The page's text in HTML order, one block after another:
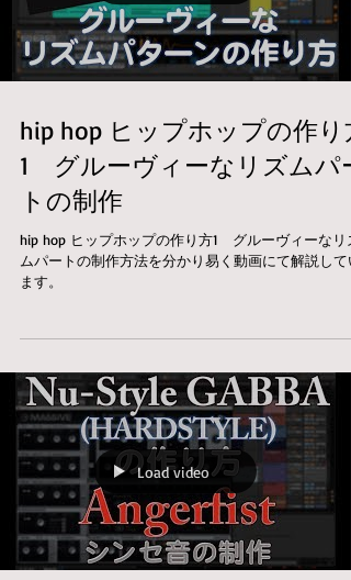
hip hop ヒップホップの作り
1 グルーヴィーなリズムパー
トの制作
hip hop ヒップホップの作り方1 グルーヴィーなリズ
ムパートの制作方法を分かり易く動画にて解説して
ます。
Load video